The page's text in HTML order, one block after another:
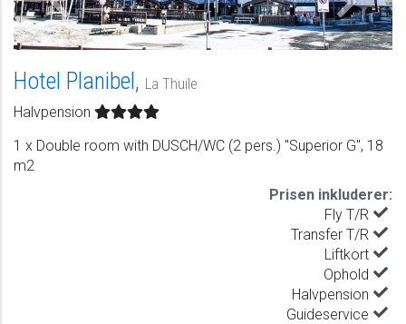
Hotel Planibel, La Thuile
Halvpension
1 x Double room with DUSCH/WC (2 pers.) "Superior G", 18
m2
Prisen inkluderer:
Fly T/R
Transfer T/R
Liftkort
Ophold
Halvpension
Guideservice